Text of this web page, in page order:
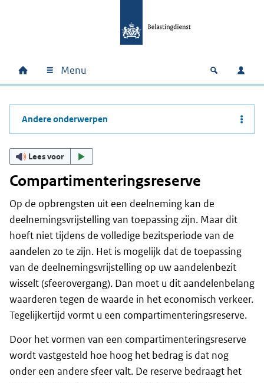
Hoofdnavigatie
Home Menu Open
Andere onderwerpen
Lees voor
Compartimenteringsreserve
Op de opbrengsten uit een deelneming kan de
deelnemingsvrijstelling van toepassing zijn. Maar dit
hoeft niet tijdens de volledige bezitsperiode van de
aandelen zo te zijn. Het is mogelijk dat de toepassing
van de deelnemingsvrijstelling op uw aandelenbezit
wisselt (sfeerovergang). Dan moet u dit aandelenbelang
waarderen tegen de waarde in het economisch verkeer.
Tegelijkertijd vormt u een compartimenteringsreserve.
Door het vormen van een compartimenteringsreserve
wordt vastgesteld hoe hoog het bedrag is dat nog
onder een andere sfeer valt. De reserve bedraagt het